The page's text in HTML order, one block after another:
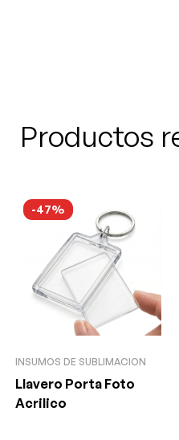
Productos
-47%
INSUMOS DE SUBLIMACION
Llavero Porta Foto
Acrilico